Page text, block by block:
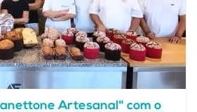
Artesanal" com o